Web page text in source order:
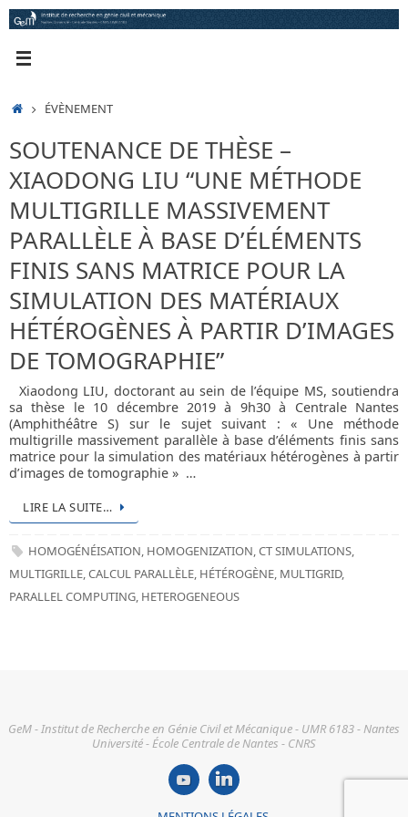
Passer
au
ACCUEIL
ÉVÈNEMENT
SOUTENANCE DE THÈSE –
XIAODONG LIU “UNE MÉTHODE
MULTIGRILLE MASSIVEMENT
PARALLÈLE À BASE D’ÉLÉMENTS
FINIS SANS MATRICE POUR LA
SIMULATION DES MATÉRIAUX
HÉTÉROGÈNES À PARTIR D’IMAGES
DE TOMOGRAPHIE”
Xiaodong LIU, doctorant au sein de l’équipe MS, soutiendra
sa thèse le 10 décembre 2019 à 9h30 à Centrale Nantes
(Amphithéâtre S) sur le sujet suivant : « Une méthode
multigrille massivement parallèle à base d’éléments finis sans
matrice pour la simulation des matériaux hétérogènes à partir
d’images de tomographie » …
LIRE LA SUITE…
HOMOGÉNÉISATION, HOMOGENIZATION,CT SIMULATIONS,
MULTIGRILLE,CALCUL PARALLÈLE, HÉTÉROGÈNE, MULTIGRID,
PARALLEL COMPUTING, HETEROGENEOUS
GeM - Institut de Recherche en Génie Civil et Mécanique - UMR 6183 - Nantes
Université - École Centrale de Nantes - CNRS